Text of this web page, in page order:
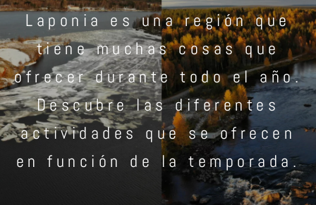
Laponia es una región que
tiene muchas cosas que
ofrecer durante todo el año.
Descubre las diferentes
actividades que se ofrecen
en función de la temporada.